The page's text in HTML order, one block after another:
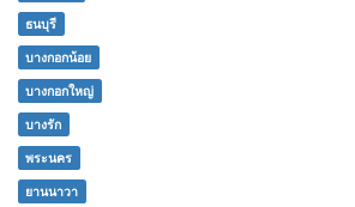
ธนบุรี
บางกอกน้อย
บางกอกใหญ่
บางรัก
พระนคร
ยานนาวา